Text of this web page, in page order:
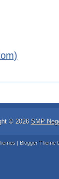
© 2026 SMP
| Blogger Theme